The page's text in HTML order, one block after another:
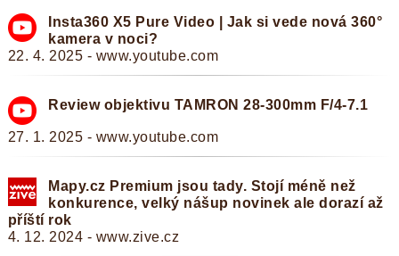
Insta360 X5 Pure Video | Jak si vede nová 360°
kamera v noci?
22. 4. 2025 - www.youtube.com
Review objektivu TAMRON 28-300mm F/4-7.1
27. 1. 2025 - www.youtube.com
Mapy.cz Premium jsou tady. Stojí méně než
konkurence, velký nášup novinek ale dorazí až
příští rok
4. 12. 2024 - www.zive.cz